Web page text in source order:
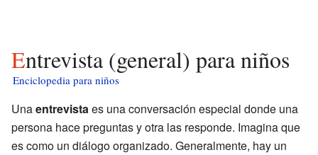
Entrevista (general) para niños
Enciclopedia para niños
Unaentrevistaes una conversación especial donde una
persona hace preguntas y otra las responde. Imagina que
es como un diálogo organizado. Generalmente, hay un